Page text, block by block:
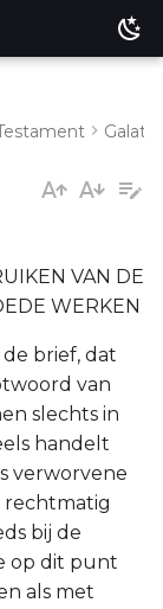
VAN DE
WERKEN
brief, dat
van
slechts in
handelt
verworvene
rechtmatig
bij de
op dit punt
als met